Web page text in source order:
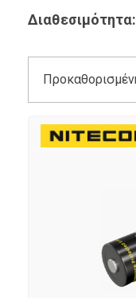
Διαθεσιμότητα: